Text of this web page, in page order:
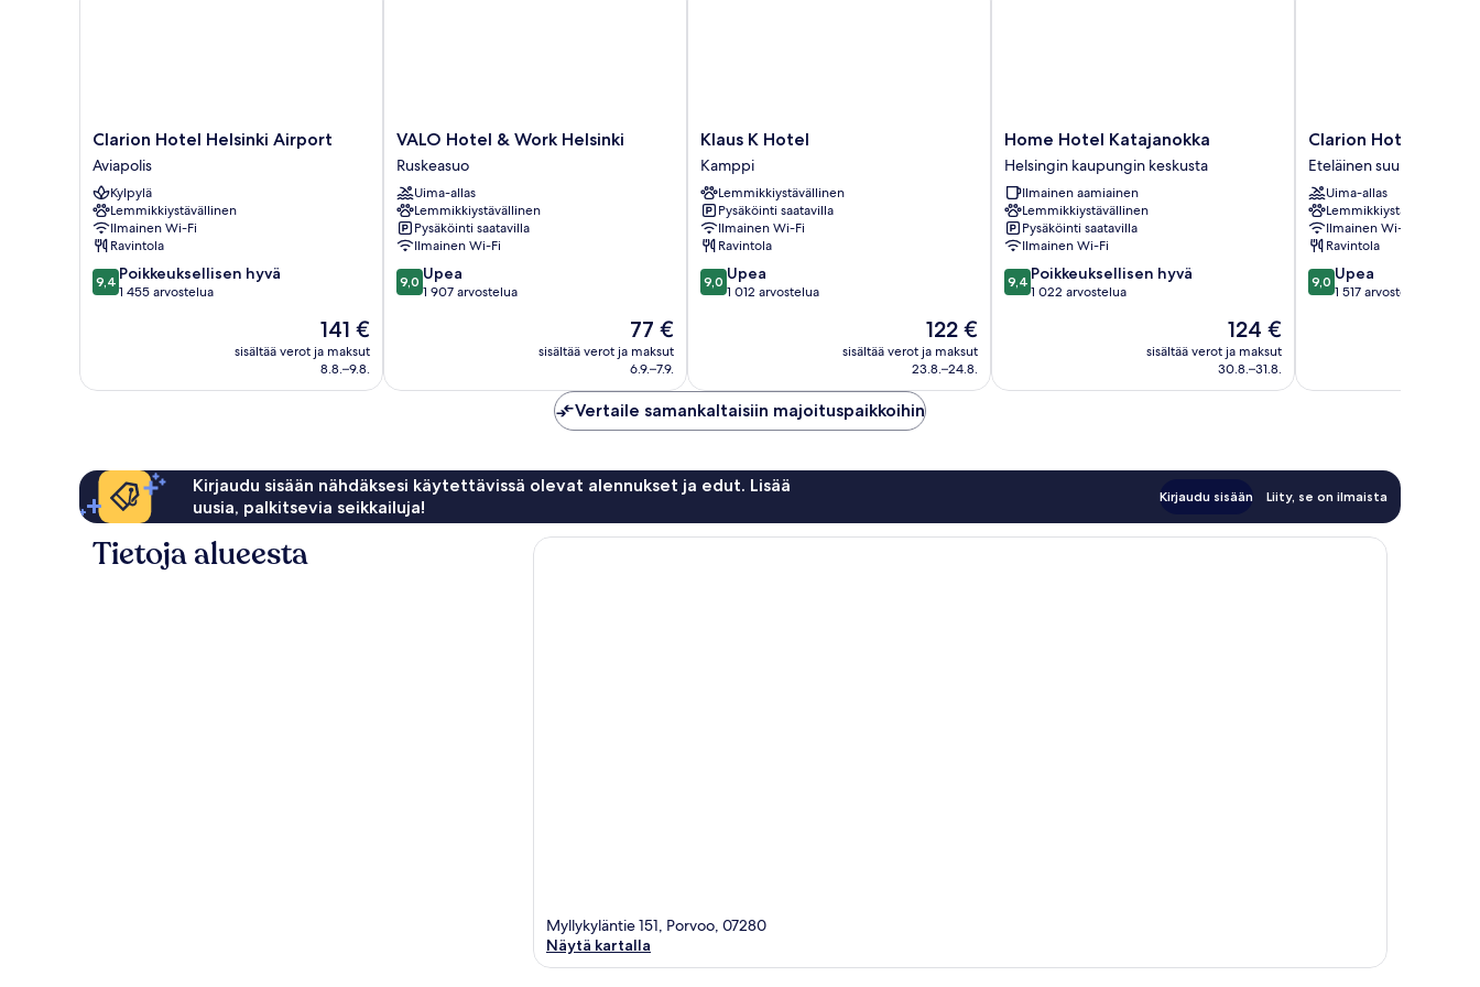
Clarion
Hotel
Helsinki
Airport
Aviapolis
Clarion Hotel Helsinki Airport
Aviapolis
Kylpylä
Lemmikkiystävällinen
Ilmainen Wi-Fi
Ravintola
9.4
kautta
arvostelua
9,4 Poikkeuksellisen hyvä
1 455 arvostelua
Hinta
141 €
141 €
sisältää verot ja maksut
8.8.–9.8.
VALO
Hotel
&
Work
Helsinki
Ruskeasuo
VALO Hotel & Work Helsinki
Ruskeasuo
Uima-allas
Lemmikkiystävällinen
Pysäköinti saatavilla
Ilmainen Wi-Fi
9.0
kautta
9,0 Upea
1 907 arvostelua
Hinta
77 €
77 €
sisältää verot ja maksut
6.9.–7.9.
Klaus
K
Hotel
Kamppi
Klaus K Hotel
Kamppi
Lemmikkiystävällinen
Pysäköinti saatavilla
Ilmainen Wi-Fi
Ravintola
9.0
kautta
9,0 Upea
1 012 arvostelua
Hinta
122 €
122 €
sisältää verot ja maksut
23.8.–24.8.
Home
Hotel
Katajanokka
Helsingin
kaupungin
keskusta
Home Hotel Katajanokka
Helsingin kaupungin keskusta
Ilmainen aamiainen
Lemmikkiystävällinen
Pysäköinti saatavilla
Ilmainen Wi-Fi
9.4
kautta
arvostelua
9,4 Poikkeuksellisen hyvä
1 022 arvostelua
Hinta
on
124 €
124 €
sisältää verot ja maksut
30.8.–31.8.
Clarion
Hotel
Helsinki
Eteläinen
suurpiiri
Clarion Hotel
Eteläinen suurpiiri
Uima-allas
Lemmikkiystävällinen
Ilmainen Wi-Fi
Ravintola
9.0
kautta
9,0 Upea
1 517 arvostelua
Vertaile samankaltaisiin majoituspaikkoihin
Kirjaudu sisään nähdäksesi käytettävissä olevat alennukset ja edut. Lisää
uusia, palkitsevia seikkailuja!
Kirjaudu sisään Liity, se on ilmaista
Tietoja alueesta
Myllykyläntie 151, Porvoo, 07280
Näytä kartalla